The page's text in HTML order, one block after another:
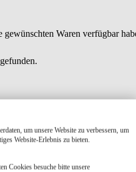
Waren verfügbar
*
}}
um unsere Website zu verbessern, um
Website-Erlebnis zu bieten.
Cookies besuche bitte unsere